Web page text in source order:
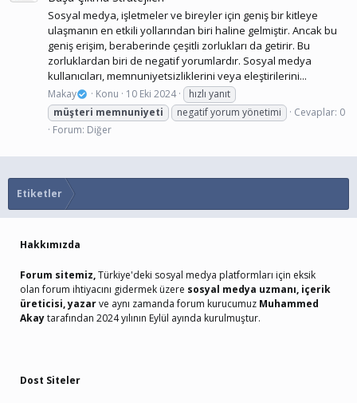
Sosyal medya, işletmeler ve bireyler için geniş bir kitleye
ulaşmanın en etkili yollarından biri haline gelmiştir. Ancak bu
geniş erişim, beraberinde çeşitli zorlukları da getirir. Bu
zorluklardan biri de negatif yorumlardır. Sosyal medya
kullanıcıları, memnuniyetsizliklerini veya eleştirilerini...
Makay Konu 10 Eki 2024
hızlı yanıt
müşteri memnuniyeti negatif yorum yönetimi
Cevaplar: 0
Forum: Diğer
Etiketler
Hakkımızda
Forum sitemiz,Türkiye'deki sosyal medya platformları için eksik
olan forum ihtiyacını gidermek üzere sosyal medya uzmanı, içerik
üreticisi, yazarve aynı zamanda forum kurucumuz Muhammed
Akaytarafından 2024 yılının Eylül ayında kurulmuştur.
Dost Siteler